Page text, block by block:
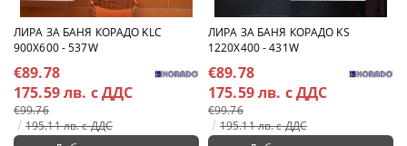
ЛИРА ЗА БАНЯ КОРАДО KLC
900X600 - 537W
€89.78
175.59 лв. с ДДС
€99.76
195.11 лв. с ДДС
ЛИРА ЗА БАНЯ КОРАДО KS
1220X400 - 431W
€89.78
175.59 лв. с ДДС
€99.76
195.11 лв. с ДДС